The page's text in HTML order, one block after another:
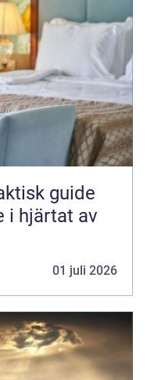
i hjärtat av
01 juli 2026